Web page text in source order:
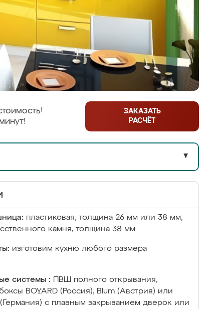
ЗАКАЗАТЬ
РАСЧЁТ
▼
пластиковая, толщина 26 мм или 38 мм;
камня, толщина 38 мм
изготовим кухню любого размера
системы :
ПВШ полного открывания,
BOYARD (Россия), Blum (Австрия) или
с плавным закрыванием дверок или